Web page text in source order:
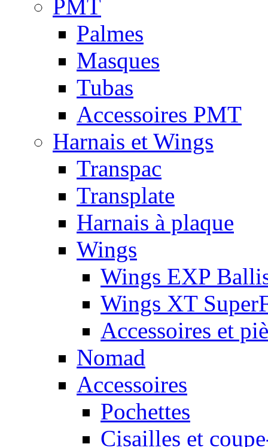
PMT
Palmes
Masques
Tubas
Accessoires PMT
Harnais et Wings
Transpac
Transplate
Harnais à plaque
Wings
Wings EXP
Wings XT
Accessoires et
Nomad
Accessoires
Pochettes
Cisailles et